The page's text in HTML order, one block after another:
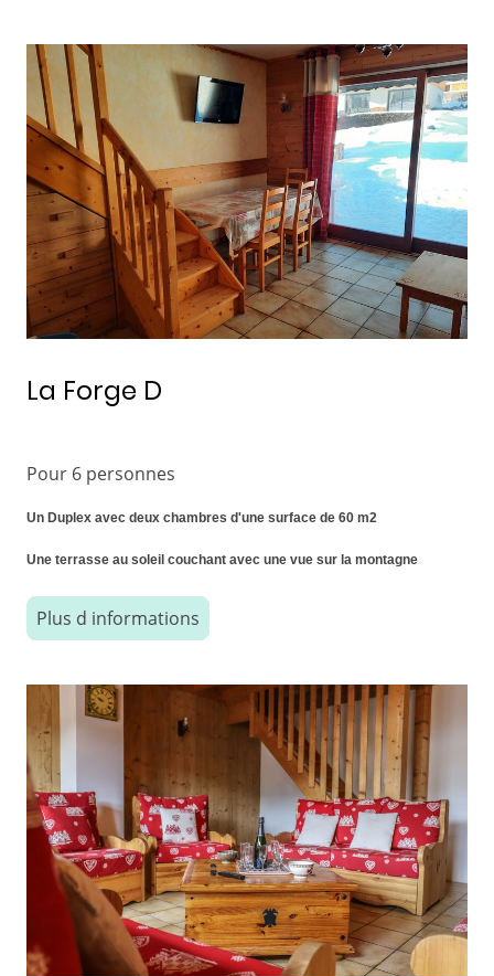
La Forge D
Pour 6 personnes
Un Duplex avec deux chambres d'une surface de 60 m2
Une terrasse au soleil couchant avec une vue sur la montagne
Plus d informations